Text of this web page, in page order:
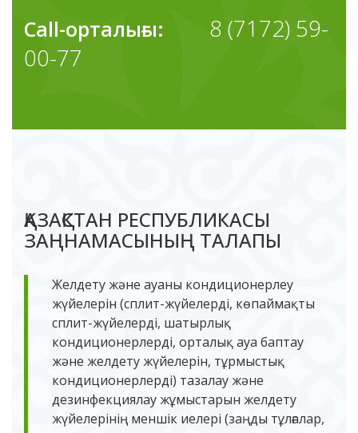
Call-орталығы:
8 (7172) 59-
00-77
ҚАЗАҚСТАН РЕСПУБЛИКАСЫ
ЗАҢНАМАСЫНЫҢ ТАЛАПЫ
Желдету және ауаны кондиционерлеу
жүйелерін (сплит-жүйелерді, көпаймақты
сплит-жүйелерді, шатырлық
кондиционерлерді, орталық ауа баптау
және желдету жүйелерін, тұрмыстық
кондиционерлерді) тазалау және
дезинфекциялау жұмыстарын желдету
жүйелерінің меншік иелері (заңды тұлғалар,